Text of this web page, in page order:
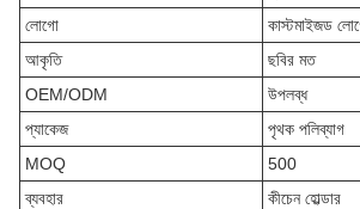
লোগো
কাস্টমাইজড
আকৃতি
ছবির মত
OEM/ODM
উপলব্ধ
প্যাকেজ
পৃথক পলিব্যাগ
MOQ
500
ব্যবহার
কীচেন হোল্ডার